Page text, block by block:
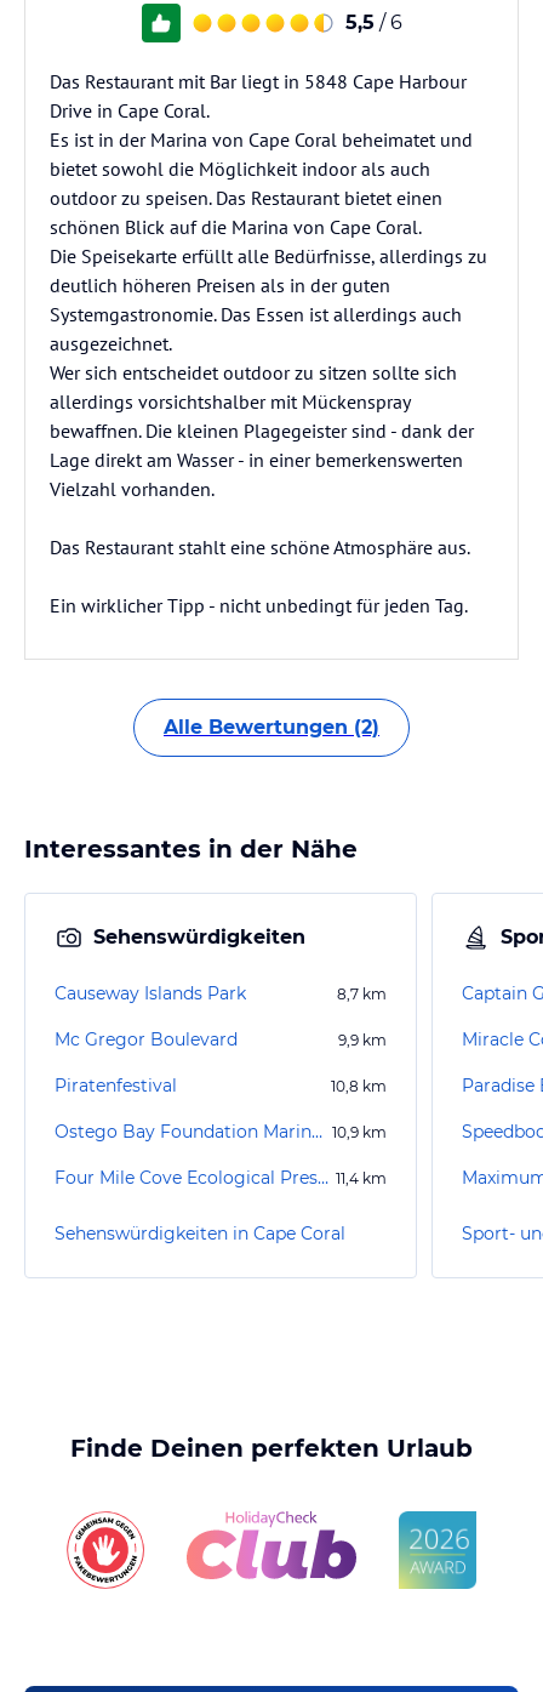
5,5 / 6
Das Restaurant mit Bar liegt in 5848 Cape Harbour
Drive in Cape Coral.
Es ist in der Marina von Cape Coral beheimatet und
bietet sowohl die Möglichkeit indoor als auch
outdoor zu speisen. Das Restaurant bietet einen
schönen Blick auf die Marina von Cape Coral.
Die Speisekarte erfüllt alle Bedürfnisse, allerdings zu
deutlich höheren Preisen als in der guten
Systemgastronomie. Das Essen ist allerdings auch
ausgezeichnet.
Wer sich entscheidet outdoor zu sitzen sollte sich
allerdings vorsichtshalber mit Mückenspray
bewaffnen. Die kleinen Plagegeister sind - dank der
Lage direkt am Wasser - in einer bemerkenswerten
Vielzahl vorhanden.
Das Restaurant stahlt eine schöne Atmosphäre aus.
Ein wirklicher Tipp - nicht unbedingt für jeden Tag.
Alle Bewertungen (2)
Interessantes in der Nähe
Sehenswürdigkeiten
Causeway Islands Park 8,7 km
Mc Gregor Boulevard 9,9 km
Piratenfestival 10,8 km
Ostego Bay Foundation Marine Science Center 10,9 km
Four Mile Cove Ecological Preserve 11,4 km
Sehenswürdigkeiten in Cape Coral
Miracle
Paradise
Finde Deinen perfekten Urlaub